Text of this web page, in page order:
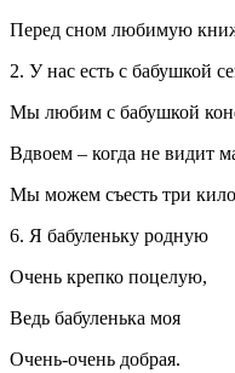
Перед сном любимую
2. У нас есть с бабушкой
Мы любим с бабушкой
Вдвоем – когда не видит
Мы можем съесть три
6. Я бабуленьку родную
Очень крепко поцелую,
Ведь бабуленька моя
Очень-очень добрая.